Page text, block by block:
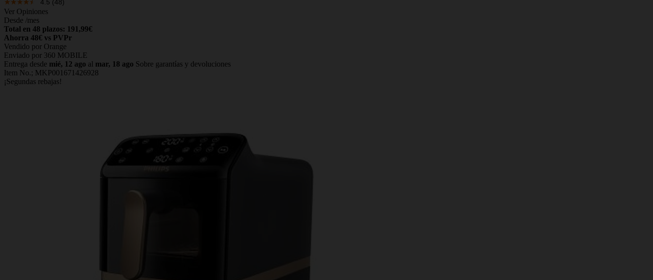
4.5 (48)
Ver Opiniones
Desde /mes
Total en 48 plazos: 191,99€
Ahorra 48€ vs PVPr
Vendido por Orange
Enviado por 360 MOBILE
Entrega desde mié, 12 ago al mar, 18 ago Sobre garantías y devoluciones
Item No.; MKP001671426928
¡Segundas rebajas!